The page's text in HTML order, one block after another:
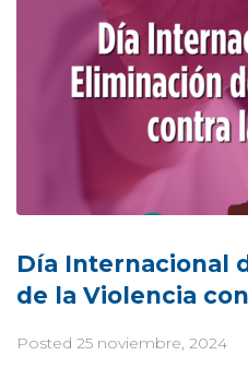
Día Internacional
de la Violencia
Posted 25 noviembre, 2024